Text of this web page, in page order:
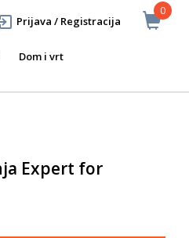
0
Prijava / Registracija
Dom i vrt
Expert for